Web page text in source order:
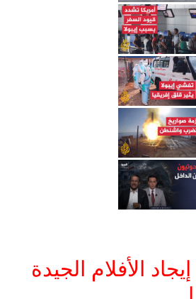
الأفلام الجيدة